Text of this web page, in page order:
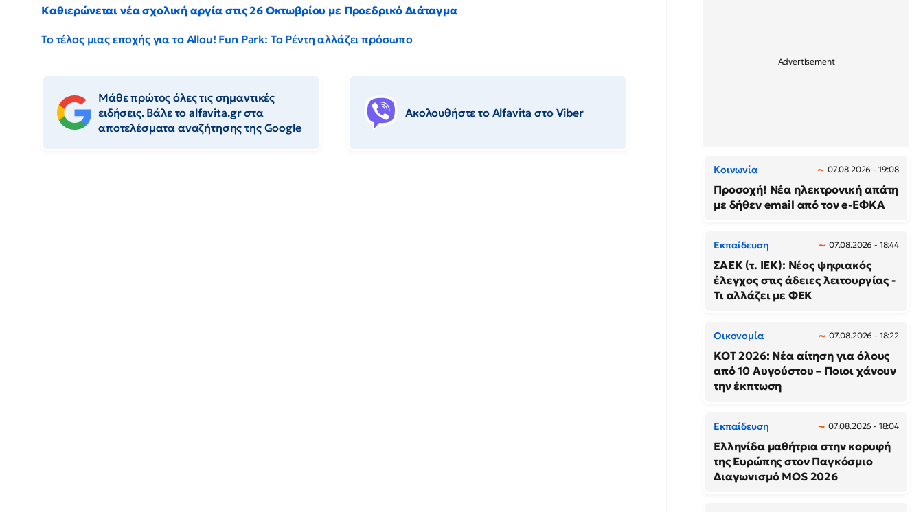
Καθιερώνεται νέα σχολική αργία στις 26 Οκτωβρίου με Προεδρικό Διάταγμα
Το τέλος μιας εποχής για το Allou! Fun Park: Το Ρέντη αλλάζει πρόσωπο
Μάθε πρώτος όλες τις σημαντικές
ειδήσεις. Βάλε το alfavita.gr στα
αποτελέσματα αναζήτησης της Google
Ακολουθήστε το Αlfavita στο Viber
Κοινωνία 07.08.2026 - 19:08
Προσοχή! Νέα ηλεκτρονική απάτη
με δήθεν email από τον e-ΕΦΚΑ
Εκπαίδευση 07.08.2026 - 18:44
ΣΑΕΚ (τ. ΙΕΚ): Νέος ψηφιακός
έλεγχος στις άδειες λειτουργίας -
Τι αλλάζει με ΦΕΚ
Οικονομία 07.08.2026 - 18:22
ΚΟΤ 2026: Νέα αίτηση για όλους
από 10 Αυγούστου – Ποιοι χάνουν
την έκπτωση
Εκπαίδευση 07.08.2026 - 18:04
Ελληνίδα μαθήτρια στην κορυφή
της Ευρώπης στον Παγκόσμιο
Διαγωνισμό MOS 2026